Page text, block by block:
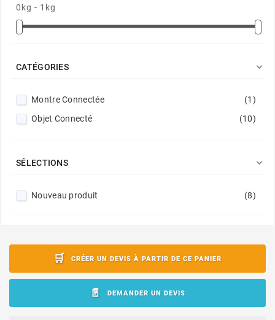
0kg - 1kg
CATÉGORIES 
Montre Connectée
(1)
Objet Connecté
(10)
SÉLECTIONS 
Nouveau produit (8)
CRÉER UN DEVIS À PARTIR DE CE PANIER
DEMANDER UN DEVIS